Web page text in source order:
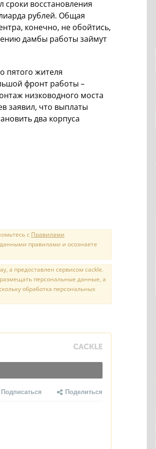
восстановления
рублей. Общая
конечно, не обойтись,
дамбы работы займут
пятого жителя
фронт работы –
низководного моста
заявил, что выплаты
два корпуса
с Правилами
правилами и осознаете
а предоставлен сервисом cackle.
персональные данные, а
обработка персональных
Подписаться Поделиться